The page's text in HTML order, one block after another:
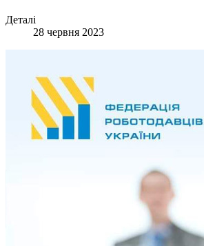
Деталі
28 червня 2023